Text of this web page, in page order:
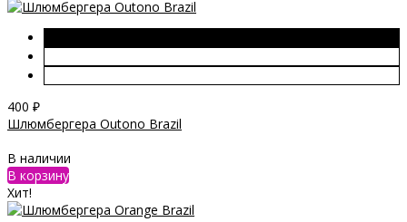
400 ₽
Шлюмбергера Outono Brazil
В наличии
В корзину
Хит!